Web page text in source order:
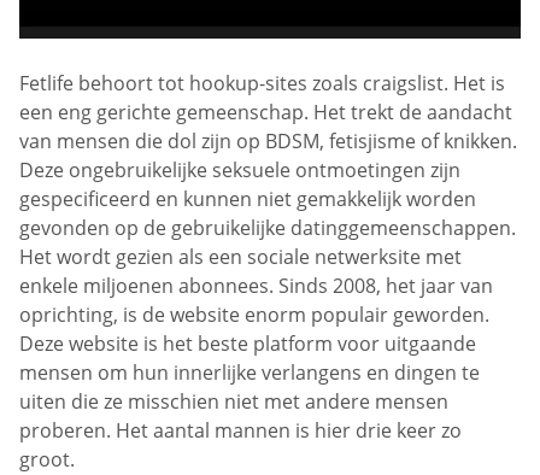
Fetlife behoort tot hookup-sites zoals craigslist. Het is
een eng gerichte gemeenschap. Het trekt de aandacht
van mensen die dol zijn op BDSM, fetisjisme of knikken.
Deze ongebruikelijke seksuele ontmoetingen zijn
gespecificeerd en kunnen niet gemakkelijk worden
gevonden op de gebruikelijke datinggemeenschappen.
Het wordt gezien als een sociale netwerksite met
enkele miljoenen abonnees. Sinds 2008, het jaar van
oprichting, is de website enorm populair geworden.
Deze website is het beste platform voor uitgaande
mensen om hun innerlijke verlangens en dingen te
uiten die ze misschien niet met andere mensen
proberen. Het aantal mannen is hier drie keer zo
groot.